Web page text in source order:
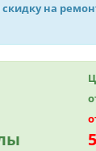
скидку на